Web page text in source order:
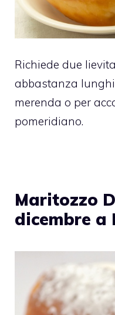
Richiede due
abbastanza
merenda o per
pomeridiano.
Maritozzo
dicembre a